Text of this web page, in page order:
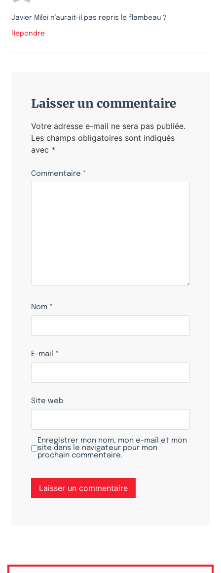
Javier Milei n’aurait-il pas repris le flambeau ?
Répondre
Laisser un commentaire
Votre adresse e-mail ne sera pas publiée.
Les champs obligatoires sont indiqués
avec *
Commentaire *
Nom *
E-mail *
Site web
Enregistrer mon nom, mon e-mail et mon
site dans le navigateur pour mon
prochain commentaire.